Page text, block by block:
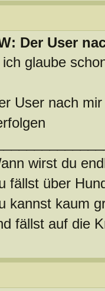
Der User
ich glaube
User nach
wirst du
fällst über
kannst kaum
fällst auf die